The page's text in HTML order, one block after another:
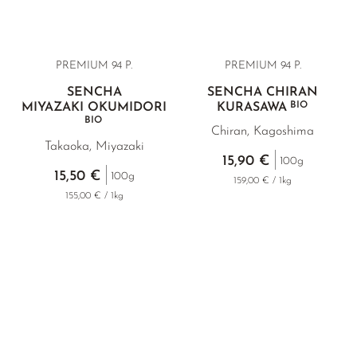
PREMIUM 94 P.
SENCHA
MIYAZAKI OKUMIDORI
BIO
Takaoka, Miyazaki
15,50 € 100g
155,00 € / 1kg
PREMIUM 94 P.
SENCHA CHIRAN
KURASAWABIO
Chiran, Kagoshima
15,90 € 100g
159,00 € / 1kg